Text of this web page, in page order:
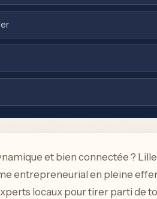
et bien connectée ?
entrepreneurial en pleine
locaux pour tirer parti de